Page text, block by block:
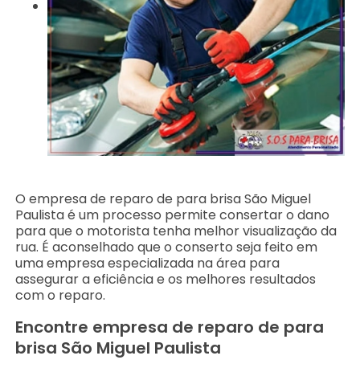
O empresa de reparo de para brisa São Miguel
Paulista é um processo permite consertar o dano
para que o motorista tenha melhor visualização da
rua. É aconselhado que o conserto seja feito em
uma empresa especializada na área para
assegurar a eficiência e os melhores resultados
com o reparo.
Encontre empresa de reparo de para
brisa São Miguel Paulista